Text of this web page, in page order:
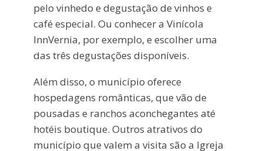
pelo vinhedo e degustação de vinhos e
café especial. Ou conhecer a Vinícola
InnVernia, por exemplo, e escolher uma
das três degustações disponíveis.
Além disso, o município oferece
hospedagens românticas, que vão de
pousadas e ranchos aconchegantes até
hotéis boutique. Outros atrativos do
município que valem a visita são a Igreja